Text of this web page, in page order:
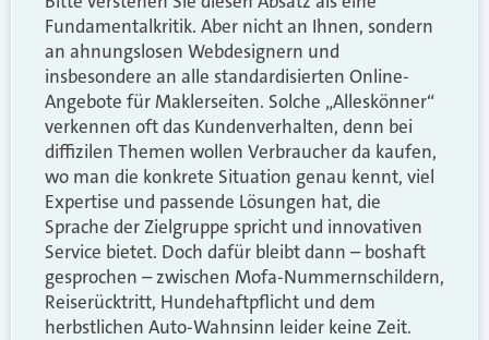
Fundamentalkritik. Aber nicht an Ihnen, sondern
an ahnungslosen Webdesignern und
insbesondere an alle standardisierten Online-
Angebote für Maklerseiten. Solche „Alleskönner“
verkennen oft das Kundenverhalten, denn bei
diffizilen Themen wollen Verbraucher da kaufen,
wo man die konkrete Situation genau kennt, viel
Expertise und passende Lösungen hat, die
Sprache der Zielgruppe spricht und innovativen
Service bietet. Doch dafür bleibt dann – boshaft
gesprochen – zwischen Mofa-Nummernschildern,
Reiserücktritt, Hundehaftpflicht und dem
herbstlichen Auto-Wahnsinn leider keine Zeit.